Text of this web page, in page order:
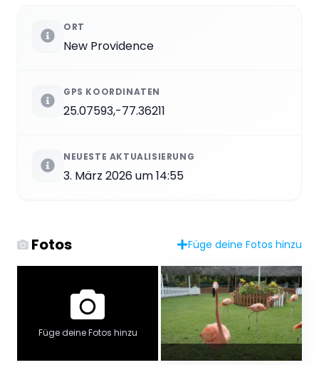
ORT
New Providence
GPS KOORDINATEN
25.07593,-77.36211
NEUESTE AKTUALISIERUNG
3. März 2026 um 14:55
Fotos Füge deine Fotos hinzu
Füge deine Fotos hinzu